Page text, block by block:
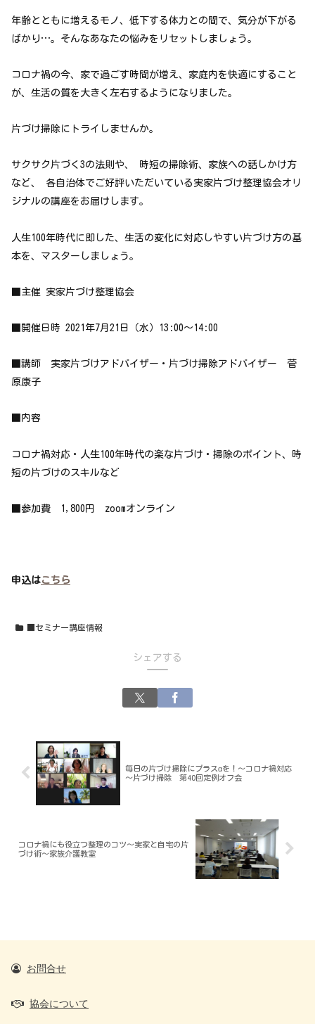
年齢とともに増えるモノ、低下する体力との間で、気分が下がる
ばかり…。そんなあなたの悩みをリセットしましょう。
コロナ禍の今、家で過ごす時間が増え、家庭内を快適にすること
が、生活の質を大きく左右するようになりました。
片づけ掃除にトライしませんか。
サクサク片づく3の法則や、 時短の掃除術、家族への話しかけ方
など、 各自治体でご好評いただいている実家片づけ整理協会オリ
ジナルの講座をお届けします。
人生100年時代に即した、生活の変化に対応しやすい片づけ方の基
本を、マスターしましょう。
■主催 実家片づけ整理協会
■開催日時 2021年7月21日（水）13:00～14:00
■講師 実家片づけアドバイザー・片づけ掃除アドバイザー 菅
原康子
■内容
コロナ禍対応・人生100年時代の楽な片づけ・掃除のポイント、時
短の片づけのスキルなど
■参加費 1,800円 zoomオンライン
申込はこちら
■セミナー講座情報
シェアする
毎日の片づけ掃除にプラスαを！～コロナ禍対応
～片づけ掃除 第40回定例オフ会
コロナ禍にも役立つ整理のコツ～実家と自宅の片
づけ術～家族介護教室
お問合せ
協会について